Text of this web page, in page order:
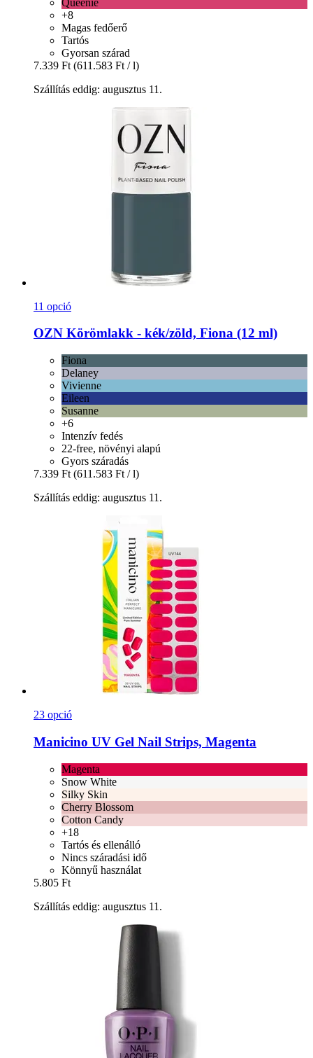
+8
Magas fedőerő
Tartós
Gyorsan szárad
7.339 Ft (611.583 Ft / l)
Szállítás eddig: augusztus 11.
11 opció
OZN Körömlakk -​ kék/zöld, Fiona (12 ml)
Fiona
Delaney
Vivienne
Eileen
Susanne
+6
Intenzív fedés
22-free, növényi alapú
Gyors száradás
7.339 Ft (611.583 Ft / l)
Szállítás eddig: augusztus 11.
23 opció
Manicino UV Gel Nail Strips, Magenta
Magenta
Snow White
Silky Skin
Cherry Blossom
Cotton Candy
+18
Tartós és ellenálló
Nincs száradási idő
Könnyű használat
5.805 Ft
Szállítás eddig: augusztus 11.